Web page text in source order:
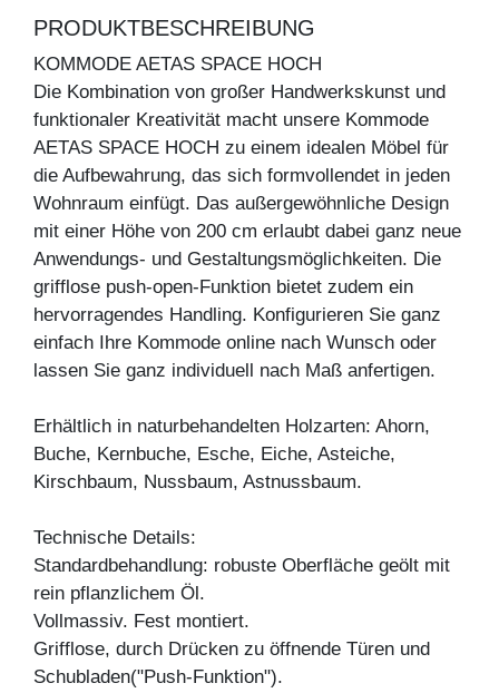
PRODUKTBESCHREIBUNG
KOMMODE AETAS SPACE HOCH
Die Kombination von großer Handwerkskunst und
funktionaler Kreativität macht unsere Kommode
AETAS SPACE HOCH zu einem idealen Möbel für
die Aufbewahrung, das sich formvollendet in jeden
Wohnraum einfügt. Das außergewöhnliche Design
mit einer Höhe von 200 cm erlaubt dabei ganz neue
Anwendungs- und Gestaltungsmöglichkeiten. Die
grifflose push-open-Funktion bietet zudem ein
hervorragendes Handling. Konfigurieren Sie ganz
einfach Ihre Kommode online nach Wunsch oder
lassen Sie ganz individuell nach Maß anfertigen.
Erhältlich in naturbehandelten Holzarten: Ahorn,
Buche, Kernbuche, Esche, Eiche, Asteiche,
Kirschbaum, Nussbaum, Astnussbaum.
Technische Details:
Standardbehandlung: robuste Oberfläche geölt mit
rein pflanzlichem Öl.
Vollmassiv. Fest montiert.
Grifflose, durch Drücken zu öffnende Türen und
Schubladen("Push-Funktion").